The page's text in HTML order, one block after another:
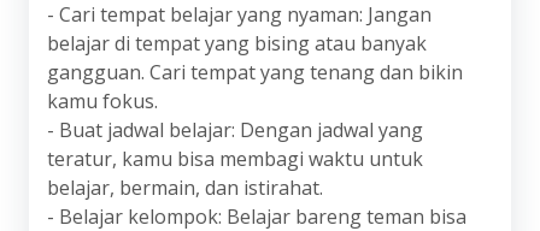
- Cari tempat belajar yang nyaman: Jangan
belajar di tempat yang bising atau banyak
gangguan. Cari tempat yang tenang dan bikin
kamu fokus.
- Buat jadwal belajar: Dengan jadwal yang
teratur, kamu bisa membagi waktu untuk
belajar, bermain, dan istirahat.
- Belajar kelompok: Belajar bareng teman bisa